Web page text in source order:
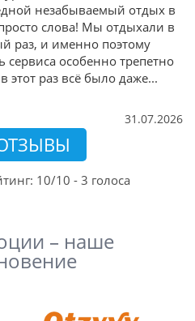
незабываемый отдых в
слова! Мы отдыхали в
раз, и именно поэтому
особенно трепетно
этот раз всё было даже...
31.07.2026
10/10 - 3 голоса
– наше